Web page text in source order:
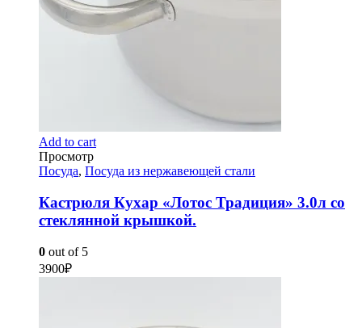
Add to cart
Просмотр
Посуда, Посуда из нержавеющей стали
Кастрюля Кухар «Лотос Традиция» 3.0л со
стеклянной крышкой.
0 out of 5
3900₽